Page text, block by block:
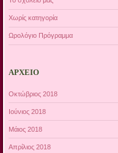
Χωρίς κατηγορία
Ωρολόγιο Πρόγραμμα
ΑΡΧΕΊΟ
Οκτώβριος 2018
Ιούνιος 2018
Μάιος 2018
Απρίλιος 2018